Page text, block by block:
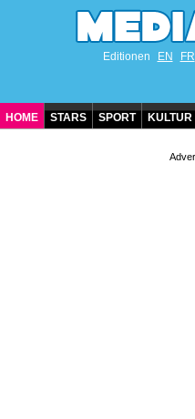
Editionen EN FR
HOME STARS SPORT KULTUR